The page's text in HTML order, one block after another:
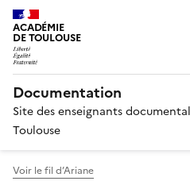
ACADÉMIE
DE TOULOUSE
Documentation
Site des enseignants
Toulouse
Voir le fil d’Ariane